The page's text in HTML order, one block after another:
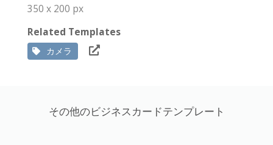
350 x 200 px
Related Templates
カメラ
その他のビジネスカードテンプレート